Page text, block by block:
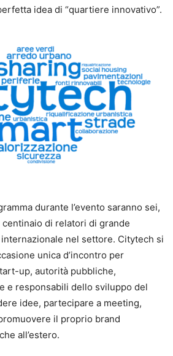
idea di “quartiere innovativo”.
durante l’evento saranno sei,
di relatori di grande
nel settore. Citytech si
unica d’incontro per
up, autorità pubbliche,
e responsabili dello sviluppo del
idee, partecipare a meeting,
il proprio brand
all’estero.